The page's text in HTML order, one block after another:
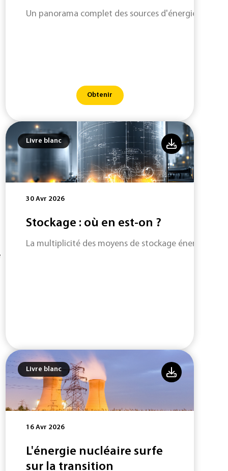
Un panorama complet des sources d'énergie
Obtenir
Livre blanc
30 Avr 2026
Stockage : où en est-on ?
La multiplicité des moyens de stockage
Livre blanc
16 Avr 2026
L'énergie nucléaire surfe
sur la transition